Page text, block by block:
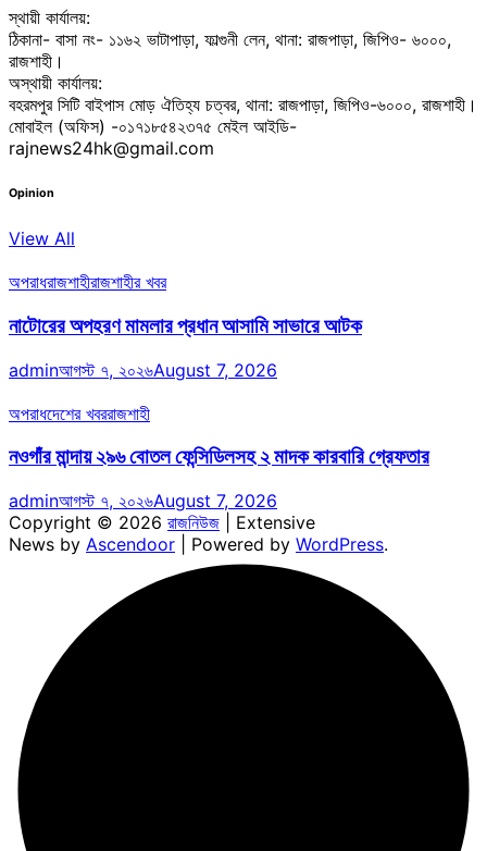
স্থায়ী কার্যালয়:
ঠিকানা- বাসা নং- ১১৬২ ভাটাপাড়া, ফাল্গুনী লেন, থানা: রাজপাড়া, জিপিও- ৬০০০,
রাজশাহী।
অস্থায়ী কার্যালয়:
বহরমপুর সিটি বাইপাস মোড় ঐতিহ্য চত্বর, থানা: রাজপাড়া, জিপিও-৬০০০, রাজশাহী।
মোবাইল (অফিস) -০১৭১৮৫৪২৩৭৫ মেইল আইডি-
rajnews24hk@gmail.com
Opinion
View All
অপরাধরাজশাহীরাজশাহীর খবর
নাটোরের অপহরণ মামলার প্রধান আসামি সাভারে আটক
adminআগস্ট ৭, ২০২৬August 7, 2026
অপরাধদেশের খবররাজশাহী
নওগাঁর মান্দায় ২৯৬ বোতল ফেন্সিডিলসহ ২ মাদক কারবারি গ্রেফতার
adminআগস্ট ৭, ২০২৬August 7, 2026
Copyright © 2026 রাজনিউজ | Extensive
News by Ascendoor | Powered by WordPress.